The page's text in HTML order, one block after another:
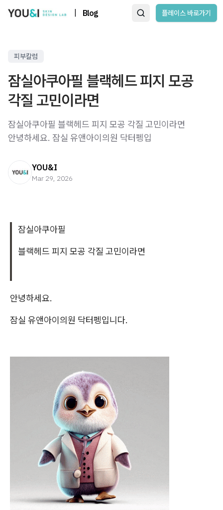
Blog 플레이스 바로가기
피부칼럼
잠실아쿠아필 블랙헤드 피지 모공
각질 고민이라면
잠실아쿠아필 블랙헤드 피지 모공 각질 고민이라면 ​
안녕하세요. 잠실 유앤아이의원 닥터펭입
YOU&I
Mar 29, 2026
잠실아쿠아필
블랙헤드 피지 모공 각질 고민이라면
안녕하세요.
잠실 유앤아이의원 닥터펭입니다.